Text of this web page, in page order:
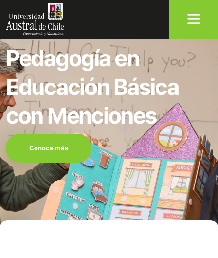
Pedagogía en
Educación Básica
con Menciones
Conoce más